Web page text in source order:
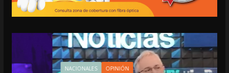
NACIONALES OPINIÓN